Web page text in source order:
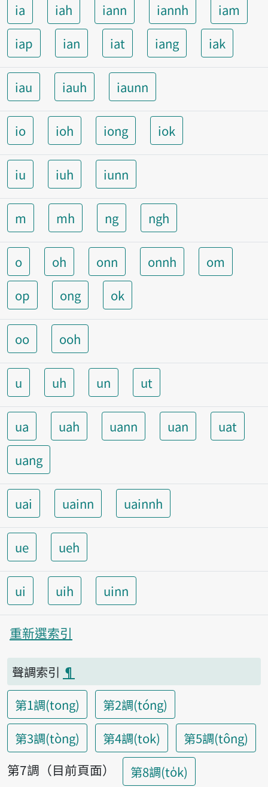
ia iah iann iannh
iam
iap
ian iat iang iak
iau iauh iaunn
io ioh iong iok
iu iuh iunn
m mh ng ngh
o oh onn onnh
om
op
ong ok
oo ooh
u uh un ut
ua uah uann uan
uat
uang
uai uainn uainnh
ue ueh
ui uih uinn
重新選索引
聲調索引 ¶
第1調(tong)
第2調(tóng)
第3調(tòng)
第4調(tok)
第5調(tông)
第7調（目前頁面）
第8調(to̍k)